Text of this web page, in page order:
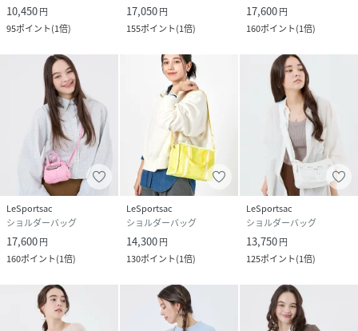
10,450円
95ポイント(1倍)
17,050円
155ポイント(1倍)
17,600円
160ポイント(1倍)
LeSportsac
ショルダーバッグ
17,600円
160ポイント(1倍)
LeSportsac
ショルダーバッグ
14,300円
130ポイント(1倍)
LeSportsac
ショルダーバッグ
13,750円
125ポイント(1倍)